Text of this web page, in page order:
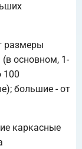
размеры
основном, 1-
100
большие - от
каркасные